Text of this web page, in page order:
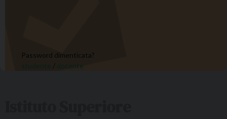
Password dimenticata?
studente / docente